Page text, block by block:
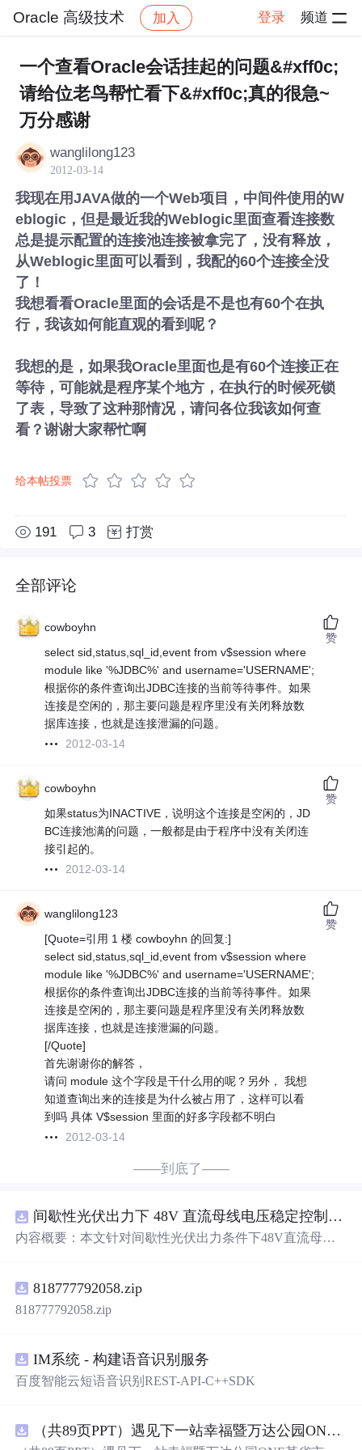
Oracle 高级技术 加入 登录 频道
社区 Oracle 高级技术 帖子详情
一个查看Oracle会话挂起的问题&#xff0c;
请给位老鸟帮忙看下&#xff0c;真的很急~
万分感谢
wanglilong123
2012-03-14
我现在用JAVA做的一个Web项目，中间件使用的W
eblogic，但是最近我的Weblogic里面查看连接数
总是提示配置的连接池连接被拿完了，没有释放，
从Weblogic里面可以看到，我配的60个连接全没
了！
我想看看Oracle里面的会话是不是也有60个在执
行，我该如何能直观的看到呢？
我想的是，如果我Oracle里面也是有60个连接正在
等待，可能就是程序某个地方，在执行的时候死锁
了表，导致了这种那情况，请问各位我该如何查
看？谢谢大家帮忙啊
给本帖投票
191 3 打赏
全部评论
cowboyhn
select sid,status,sql_id,event from v$session where
module like '%JDBC%' and username='USERNAME';
根据你的条件查询出JDBC连接的当前等待事件。如果
连接是空闲的，那主要问题是程序里没有关闭释放数
据库连接，也就是连接泄漏的问题。
2012-03-14
赞
cowboyhn
如果status为INACTIVE，说明这个连接是空闲的，JD
BC连接池满的问题，一般都是由于程序中没有关闭连
接引起的。
2012-03-14
赞
wanglilong123
[Quote=引用 1 楼 cowboyhn 的回复:]
select sid,status,sql_id,event from v$session where
module like '%JDBC%' and username='USERNAME';
根据你的条件查询出JDBC连接的当前等待事件。如果
连接是空闲的，那主要问题是程序里没有关闭释放数
据库连接，也就是连接泄漏的问题。
[/Quote]
首先谢谢你的解答，
请问 module 这个字段是干什么用的呢？另外， 我想
知道查询出来的连接是为什么被占用了，这样可以看
到吗 具体 V$session 里面的好多字段都不明白
2012-03-14
赞
——到底了——
间歇性光伏出力下 48V 直流母线电压稳定控制及储能双向充放电闭环调控体系研究（Simulink仿真实现）
内容概要：本文针对间歇性光伏出力条件下48V直流母线
含光伏阵列、Boost型DC-DC变换器、双向DC-DC变换器
与锂离子电池储能系统的完整拓扑结构，结合光伏最大功
架构，集成电压外环与电流内环双闭环控制策略，确保在
光照强度波动、负载突变等动态工况下维持母线电压稳
定。在Simulink环境中搭建全系统仿真模型，验证了控制策
在无外部电网支撑下的自主运行能力和电能质量水平。; 适
合人群：具备电力电子、自动控制与新能源系统基础知识
818777792058.zip
818777792058.zip
IM系统 - 构建语音识别服务
百度智能云短语音识别REST-API-C++SDK
（共89页PPT）遇见下一站幸福暨万达公园ONE某省市热气球生活艺术节活动策划方案.pptx